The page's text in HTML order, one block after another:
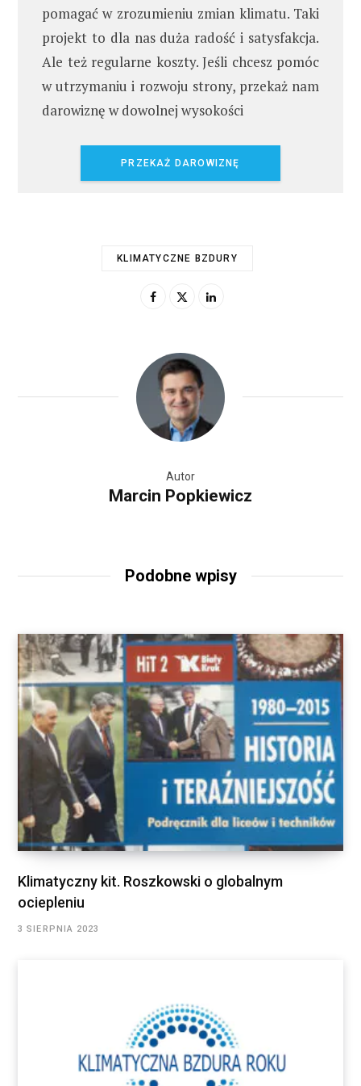
pomagać w zrozumieniu zmian klimatu. Taki
projekt to dla nas duża radość i satysfakcja.
Ale też regularne koszty. Jeśli chcesz pomóc
w utrzymaniu i rozwoju strony, przekaż nam
darowiznę w dowolnej wysokości
PRZEKAŻ DAROWIZNĘ
KLIMATYCZNE BZDURY
Autor
Marcin Popkiewicz
Podobne wpisy
Klimatyczny kit. Roszkowski o globalnym
ociepleniu
3 SIERPNIA 2023